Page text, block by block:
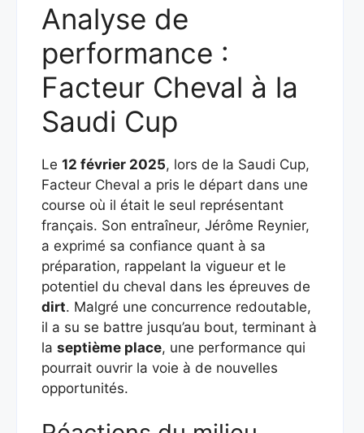
Analyse de
performance :
Facteur Cheval à la
Saudi Cup
Le 12 février 2025, lors de la Saudi Cup,
Facteur Cheval a pris le départ dans une
course où il était le seul représentant
français. Son entraîneur, Jérôme Reynier,
a exprimé sa confiance quant à sa
préparation, rappelant la vigueur et le
potentiel du cheval dans les épreuves de
dirt. Malgré une concurrence redoutable,
il a su se battre jusqu’au bout, terminant à
la septième place, une performance qui
pourrait ouvrir la voie à de nouvelles
opportunités.